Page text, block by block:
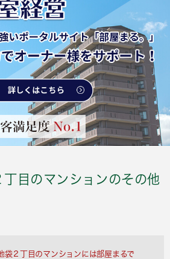
丁目のマンションのその他
２丁目のマンションには部屋まるで